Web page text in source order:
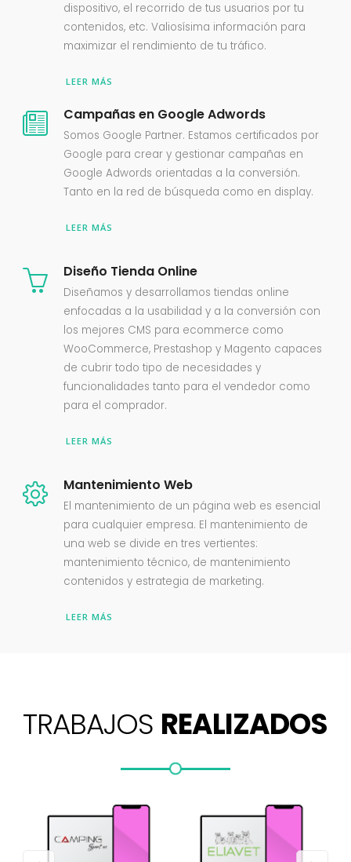
dispositivo, el recorrido de tus usuarios por tu
contenidos, etc. Valiosísima información para
maximizar el rendimiento de tu tráfico.
LEER MÁS
Campañas en Google Adwords
Somos Google Partner. Estamos certificados por
Google para crear y gestionar campañas en
Google Adwords orientadas a la conversión.
Tanto en la red de búsqueda como en display.
LEER MÁS
Diseño Tienda Online
Diseñamos y desarrollamos tiendas online
enfocadas a la usabilidad y a la conversión con
los mejores CMS para ecommerce como
WooCommerce, Prestashop y Magento capaces
de cubrir todo tipo de necesidades y
funcionalidades tanto para el vendedor como
para el comprador.
LEER MÁS
Mantenimiento Web
El mantenimiento de un página web es esencial
para cualquier empresa. El mantenimiento de
una web se divide en tres vertientes:
mantenimiento técnico, de mantenimiento
contenidos y estrategia de marketing.
LEER MÁS
TRABAJOS REALIZADOS